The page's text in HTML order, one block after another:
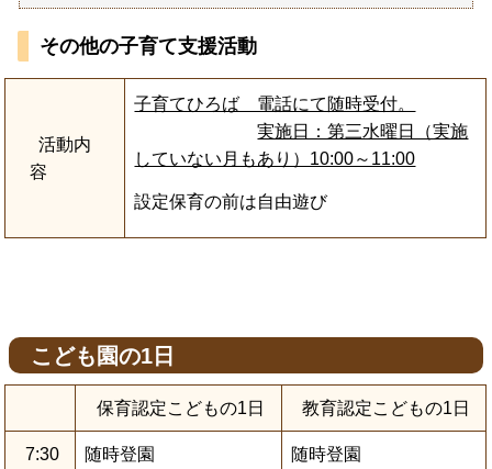
その他の子育て支援活動
活動内
容
子育てひろば 電話にて随時受付。
実施日：第三水曜日（実施
していない月もあり）10:00～11:00
設定保育の前は自由遊び
こども園の1日
保育認定こどもの1日 教育認定こどもの1日
7:30 随時登園 随時登園